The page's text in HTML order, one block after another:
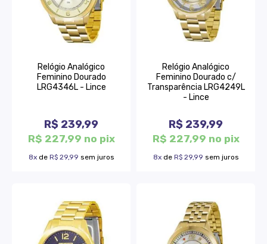
Relógio Analógico
Feminino Dourado
LRG4346L - Lince
R$ 239,99
R$ 227,99 no pix
8xde R$ 29,99 sem juros
Relógio Analógico
Feminino Dourado c/
Transparência LRG4249L
- Lince
R$ 239,99
R$ 227,99 no pix
8xde R$ 29,99 sem juros